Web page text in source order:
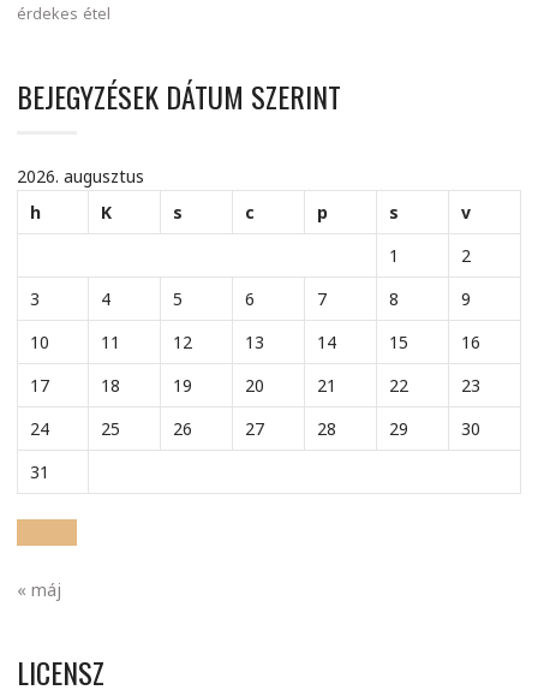
érdekes étel
BEJEGYZÉSEK DÁTUM SZERINT
2026. augusztus
h
K s c p s
v
1
2
3
4 5 6 7 8
9
10
11 12 13 14 15
16
17
18 19 20 21 22
23
24
25 26 27 28 29
30
31
« máj
LICENSZ